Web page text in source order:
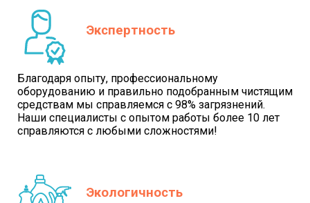
Экспертность
Благодаря опыту, профессиональному
оборудованию и правильно подобранным чистящим
средствам мы справляемся с 98% загрязнений.
Наши специалисты с опытом работы более 10 лет
справляются с любыми сложностями!
Экологичность